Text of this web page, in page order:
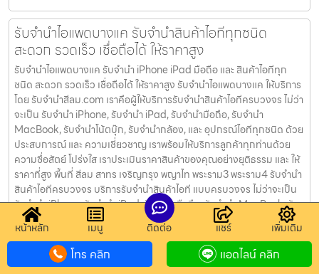
รับจำนำไอแพดบางแค รับจำนำสินค้าไอทีทุกชนิด
สะดวก รวดเร็ว เชื่อถือได้ ให้ราคาสูง
รับจำนำไอแพดบางแค รับจำนำ iPhone iPad มือถือ และ สินค้าไอทีทุก
ชนิด สะดวก รวดเร็ว เชื่อถือได้ ให้ราคาสูง รับจำนำไอแพดบางแค ให้บริการ
โดย รับจํานําสีลม.com เราคือผู้ให้บริการรับจำนำสินค้าไอทีครบวงจร ไม่ว่า
จะเป็น รับจำนำ iPhone, รับจำนำ iPad, รับจำนำมือถือ, รับจำนำ
MacBook, รับจำนำโน้ตบุ๊ก, รับจำนำกล้อง, และ อุปกรณ์ไอทีทุกชนิด ด้วย
ประสบการณ์ และ ความเชี่ยวชาญ เราพร้อมให้บริการลูกค้าทุกท่านด้วย
ความซื่อสัตย์ โปร่งใส เราประเมินราคาสินค้าของคุณอย่างยุติธรรม และ ให้
ราคาที่สูง พื้นที่ สีลม สาทร เจริญกรุง พญาไท พระราม3 พระราม4 รับจำนำ
สินค้าไอทีครบวงจร บริการรับจำนำสินค้าไอที แบบครบวงจร ไม่ว่าจะเป็น
รับจำนำ iPhone, รับจำนำ iPad, รับจำนำมือถือ, รับจำนำ MacBook, รับ
จำนำโน้ตบุ๊ก, รับจำนำกล้อง, และ อุปกรณ์ไอที ทุกชนิด ให้บริการด้วยความ
ซื่อสัตย์ และ โปร่งใส ให้บริการด้วยผู้มีประสบการณ์ และ ความเชี่ยวชาญ
เราพร้อมให้บริการลูกค้าทุกท่านด้วยความซื่อสัตย์ โปร่งใส เราประเมินราคา
สินค้าของคุณอย่างยุติธรรม และ ให้ราคาที่สูง พื้นที่ สีลม สาทร เจริญกรุง
หน้าหลัก เมนู ติดต่อ แชร์ เพิ่มเติม
โทร คลิก แอดไลน์ คลิก